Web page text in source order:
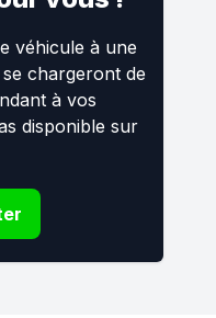
véhicule à une
chargeront de
à vos
disponible sur